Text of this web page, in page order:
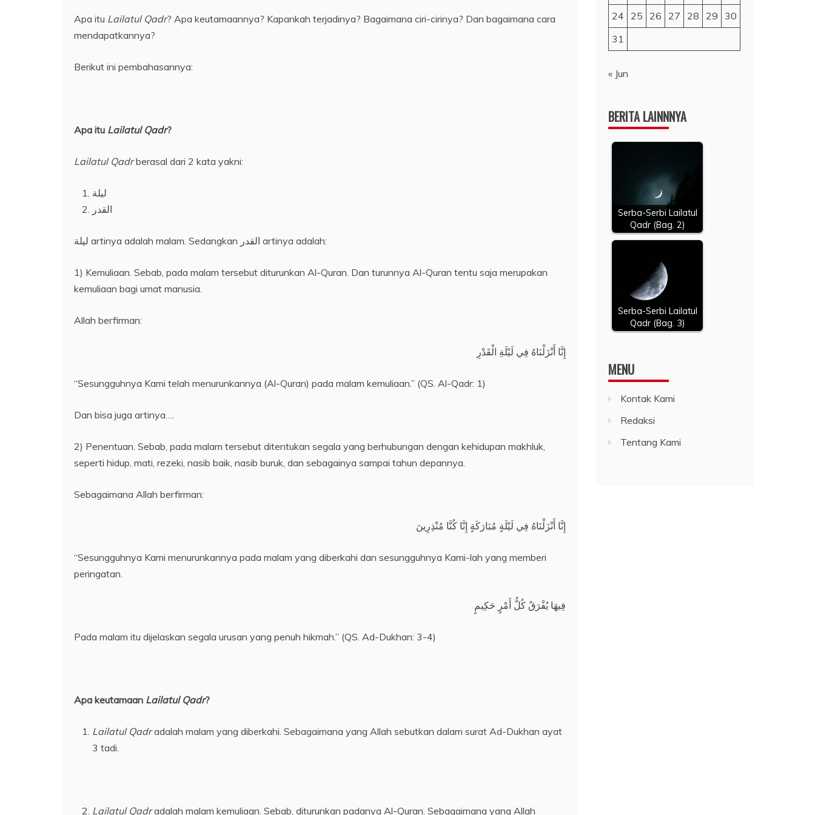
Apa itu Lailatul Qadr? Apa keutamaannya? Kapankah terjadinya? Bagaimana ciri-cirinya? Dan bagaimana cara
mendapatkannya?
Berikut ini pembahasannya:
Apa itu Lailatul Qadr?
Lailatul Qadrberasal dari 2 kata yakni:
ليلة
القدر
ليلة artinya adalah malam. Sedangkan القدر artinya adalah:
1) Kemuliaan. Sebab, pada malam tersebut diturunkan Al-Quran. Dan turunnya Al-Quran tentu saja merupakan
kemuliaan bagi umat manusia.
Allah berfirman:
إِنَّا أَنْزَلْنَاهُ فِي لَيْلَةِ الْقَدْرِ
“Sesungguhnya Kami telah menurunkannya (Al-Quran) pada malam kemuliaan.” (QS. Al-Qadr: 1)
Dan bisa juga artinya….
2) Penentuan. Sebab, pada malam tersebut ditentukan segala yang berhubungan dengan kehidupan makhluk,
seperti hidup, mati, rezeki, nasib baik, nasib buruk, dan sebagainya sampai tahun depannya.
Sebagaimana Allah berfirman:
إِنَّا أَنْزَلْنَاهُ فِي لَيْلَةٍ مُبَارَكَةٍ إِنَّا كُنَّا مُنْذِرِينَ
“Sesungguhnya Kami menurunkannya pada malam yang diberkahi dan sesungguhnya Kami-lah yang memberi
peringatan.
فِيهَا يُفْرَقُ كُلُّ أَمْرٍ حَكِيمٍ
Pada malam itu dijelaskan segala urusan yang penuh hikmah.” (QS. Ad-Dukhan: 3-4)
Apa keutamaan Lailatul Qadr?
Lailatul Qadradalah malam yang diberkahi. Sebagaimana yang Allah sebutkan dalam surat Ad-Dukhan ayat
3 tadi.
Lailatul Qadradalah malam kemuliaan. Sebab, diturunkan padanya Al-Quran. Sebagaimana yang Allah
24 25 26 27 28 29
30
31
« Jun
BERITA LAINNNYA
Serba-Serbi Lailatul
Qadr (Bag. 2)
Serba-Serbi Lailatul
Qadr (Bag. 3)
MENU
Kontak Kami
Redaksi
Tentang Kami